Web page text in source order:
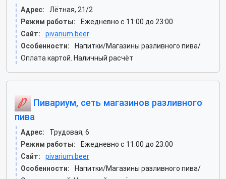
Адрес:
Лётная, 21/2
Режим работы:
Ежедневно с 11:00 до 23:00
Сайт:
pivarium.beer
Особенности:
Напитки/Магазины разливного пива/
Оплата картой. Наличный расчёт
Пивариум, сеть магазинов разливного
пива
Адрес:
Трудовая, 6
Режим работы:
Ежедневно с 11:00 до 23:00
Сайт:
pivarium.beer
Особенности:
Напитки/Магазины разливного пива/